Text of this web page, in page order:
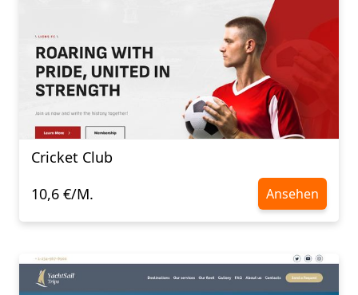
Cricket Club
10,6 €/M.
Ansehen